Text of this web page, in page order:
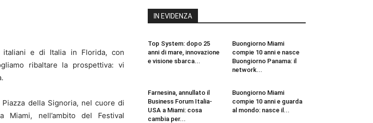
italiani e di Italia in Florida, con
ribaltare la prospettiva: vi
della Signoria, nel cuore di
Miami, nell’ambito del Festival
IN EVIDENZA
Top System: dopo 25
anni di mare, innovazione
e visione sbarca...
Buongiorno Miami
compie 10 anni e nasce
Buongiorno Panama: il
network...
Farnesina, annullato il
Business Forum Italia-
USA a Miami: cosa
cambia per...
Buongiorno Miami
compie 10 anni e guarda
al mondo: nasce il...